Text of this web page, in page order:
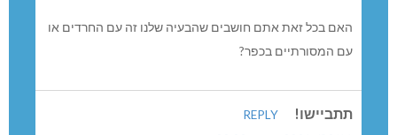
בכל זאת אתם חושבים שהבעיה שלנו זה עם החרדים או
המסורתיים בכפר?
REPLY